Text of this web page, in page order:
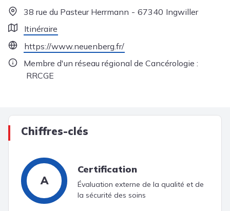
38 rue du Pasteur Herrmann 67340 Ingwiller
Itinéraire
https://www.neuenberg.fr/
Membre d'un réseau régional de Cancérologie :
RRCGE
Chiffres-clés
A
Certification
Évaluation externe de la qualité et de
la sécurité des soins